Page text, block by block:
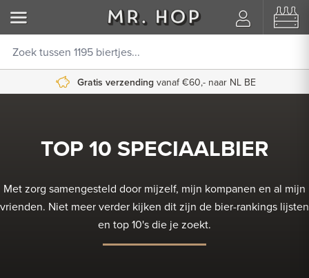
Gratis verzending vanaf €60,- naar NL BE
TOP 10 SPECIAALBIER
Met zorg samengesteld door mijzelf, mijn kompanen en al mijn
vrienden. Niet meer verder kijken dit zijn de bier-rankings lijsten
en top 10's die je zoekt.